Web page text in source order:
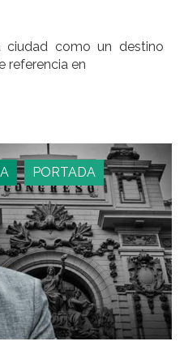
ciudad como un destino
referencia en
PORTADA